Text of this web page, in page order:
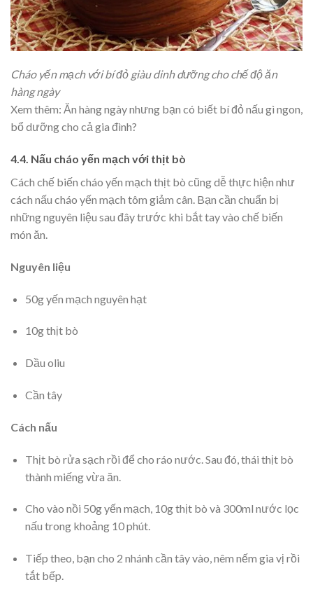
Cháo yến mạch với bí đỏ giàu dinh dưỡng cho chế độ ăn
hàng ngày
Xem thêm: Ăn hàng ngày nhưng bạn có biết bí đỏ nấu gì ngon,
bổ dưỡng cho cả gia đình?
4.4. Nấu cháo yến mạch với thịt bò
Cách chế biến cháo yến mạch thịt bò cũng dễ thực hiện như
cách nấu cháo yến mạch tôm giảm cân. Bạn cần chuẩn bị
những nguyên liệu sau đây trước khi bắt tay vào chế biến
món ăn.
Nguyên liệu
50g yến mạch nguyên hạt
10g thịt bò
Dầu oliu
Cần tây
Cách nấu
Thịt bò rửa sạch rồi để cho ráo nước. Sau đó, thái thịt bò
thành miếng vừa ăn.
Cho vào nồi 50g yến mạch, 10g thịt bò và 300ml nước lọc
nấu trong khoảng 10 phút.
Tiếp theo, bạn cho 2 nhánh cần tây vào, nêm nếm gia vị rồi
tắt bếp.